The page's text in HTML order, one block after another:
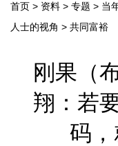
首页 > 资料 > 专题 > 当
人士的视角 > 共同富裕
刚果（
翔：若
码，